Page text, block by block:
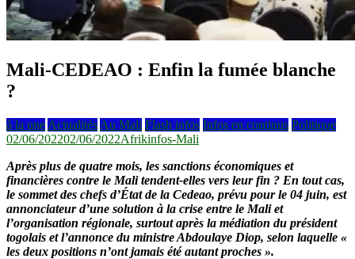
Mali-CEDEAO : Enfin la fumée blanche
?
à la une Actualités Au Mali Flash infos Infos en continus Politique
02/06/202202/06/2022Afrikinfos-Mali
Après plus de quatre mois, les sanctions économiques et
financières contre le Mali tendent-elles vers leur fin ? En tout cas,
le sommet des chefs d’État de la Cedeao, prévu pour le 04 juin, est
annonciateur d’une solution à la crise entre le Mali et
l’organisation régionale, surtout après la médiation du président
togolais et l’annonce du ministre Abdoulaye Diop, selon laquelle «
les deux positions n’ont jamais été autant proches ».